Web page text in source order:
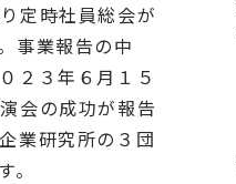
定時社員総会が
事業報告の中
２３年６月１５
会の成功が報告
業研究所の３団